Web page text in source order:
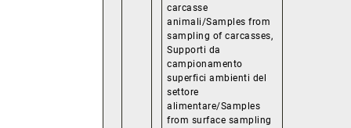
carcasse
animali/Samples from
sampling of carcasses,
Supporti da
campionamento
superfici ambienti del
settore
alimentare/Samples
from surface sampling